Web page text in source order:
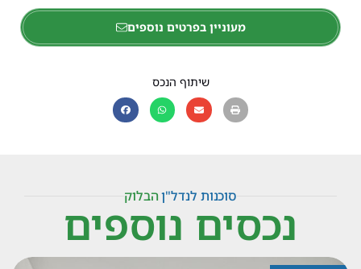
מעוניין בפרטים נוספים
שיתוף הנכס
הבלוקסוכנות לנדל"ן
נכסים נוספים